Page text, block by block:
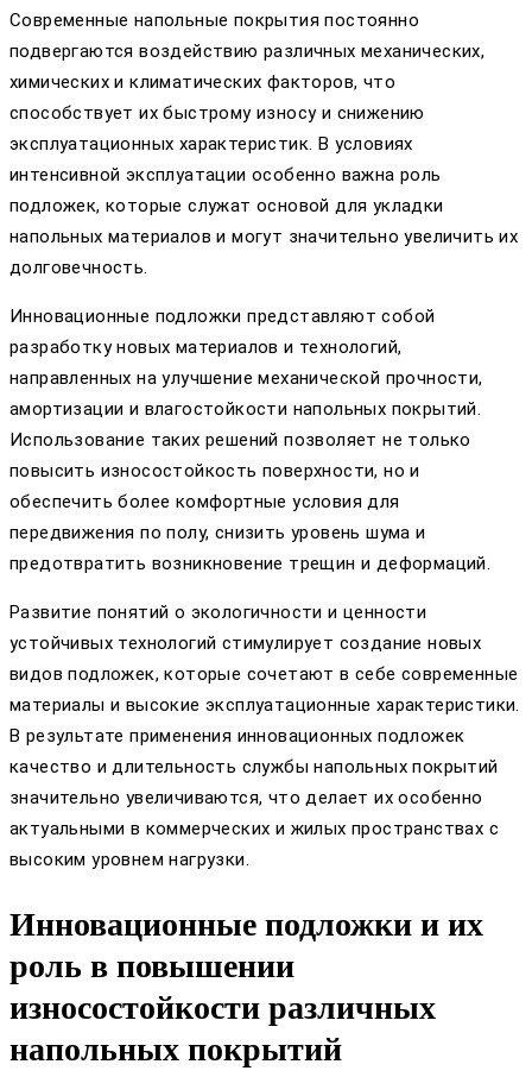
Современные напольные покрытия постоянно
подвергаются воздействию различных механических,
химических и климатических факторов, что
способствует их быстрому износу и снижению
эксплуатационных характеристик. В условиях
интенсивной эксплуатации особенно важна роль
подложек, которые служат основой для укладки
напольных материалов и могут значительно увеличить их
долговечность.
Инновационные подложки представляют собой
разработку новых материалов и технологий,
направленных на улучшение механической прочности,
амортизации и влагостойкости напольных покрытий.
Использование таких решений позволяет не только
повысить износостойкость поверхности, но и
обеспечить более комфортные условия для
передвижения по полу, снизить уровень шума и
предотвратить возникновение трещин и деформаций.
Развитие понятий о экологичности и ценности
устойчивых технологий стимулирует создание новых
видов подложек, которые сочетают в себе современные
материалы и высокие эксплуатационные характеристики.
В результате применения инновационных подложек
качество и длительность службы напольных покрытий
значительно увеличиваются, что делает их особенно
актуальными в коммерческих и жилых пространствах с
высоким уровнем нагрузки.
Инновационные подложки и их
роль в повышении
износостойкости различных
напольных покрытий